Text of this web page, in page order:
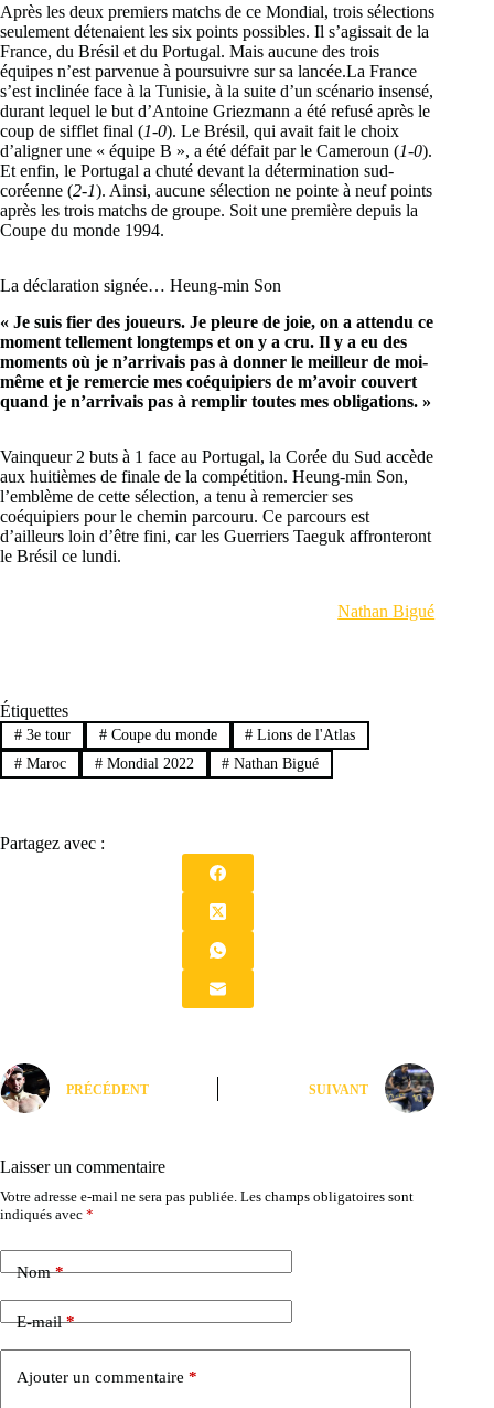
Après les deux premiers matchs de ce Mondial, trois sélections
seulement détenaient les six points possibles. Il s’agissait de la
France, du Brésil et du Portugal. Mais aucune des trois
équipes n’est parvenue à poursuivre sur sa lancée.La France
s’est inclinée face à la Tunisie, à la suite d’un scénario insensé,
durant lequel le but d’Antoine Griezmann a été refusé après le
coup de sifflet final (1-0). Le Brésil, qui avait fait le choix
d’aligner une « équipe B », a été défait par le Cameroun (1-0).
Et enfin, le Portugal a chuté devant la détermination sud-
coréenne (2-1). Ainsi, aucune sélection ne pointe à neuf points
après les trois matchs de groupe. Soit une première depuis la
Coupe du monde 1994.
La déclaration signée… Heung-min Son
« Je suis fier des joueurs. Je pleure de joie, on a attendu ce
moment tellement longtemps et on y a cru. Il y a eu des
moments où je n’arrivais pas à donner le meilleur de moi-
même et je remercie mes coéquipiers de m’avoir couvert
quand je n’arrivais pas à remplir toutes mes obligations. »
Vainqueur 2 buts à 1 face au Portugal, la Corée du Sud accède
aux huitièmes de finale de la compétition. Heung-min Son,
l’emblème de cette sélection, a tenu à remercier ses
coéquipiers pour le chemin parcouru. Ce parcours est
d’ailleurs loin d’être fini, car les Guerriers Taeguk affronteront
le Brésil ce lundi.
Nathan Bigué
Étiquettes
#3e tour #Coupe du monde # Lions de l'Atlas
#Maroc #Mondial 2022 # Nathan Bigué
Partagez avec :
PRÉCÉDENT SUIVANT
Laisser un commentaire
Votre adresse e-mail ne sera pas publiée. Les champs obligatoires sont
indiqués avec *
Nom*
E-mail*
Ajouter un commentaire *